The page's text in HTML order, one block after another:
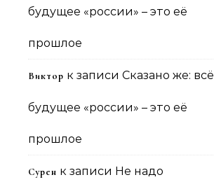
будущее «россии» – это её
прошлое
Виктор к записи Сказано же: всё
будущее «россии» – это её
прошлое
Сурен к записи Не надо